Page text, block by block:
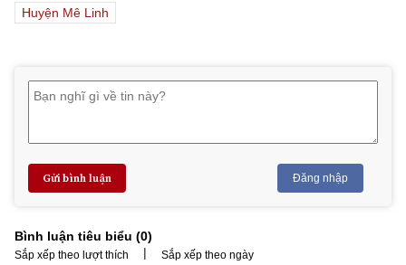
Huyện Mê Linh
Gửi bình luận Đăng nhập
Bình luận tiêu biểu (0)
Sắp xếp theo lượt thích | Sắp xếp theo ngày